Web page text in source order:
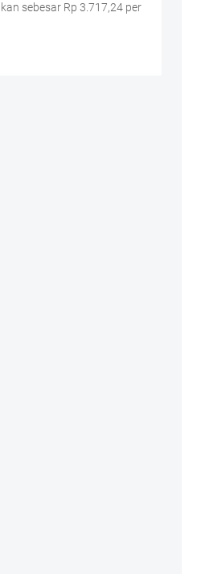
sebesar Rp 3.717,24 per